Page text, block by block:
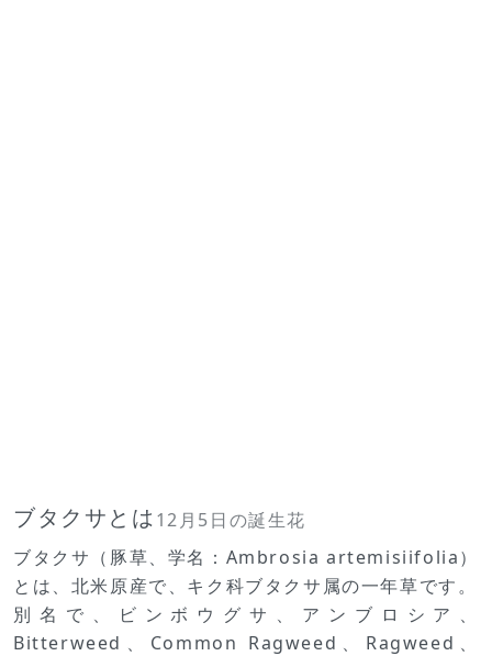
ブタクサとは12月5日の誕生花
ブタクサ（豚草、学名：Ambrosia artemisiifolia）
とは、北米原産で、キク科ブタクサ属の一年草です。
別名で、ビンボウグサ、アンブロシア、
Bitterweed、Common Ragweed、Ragweed、